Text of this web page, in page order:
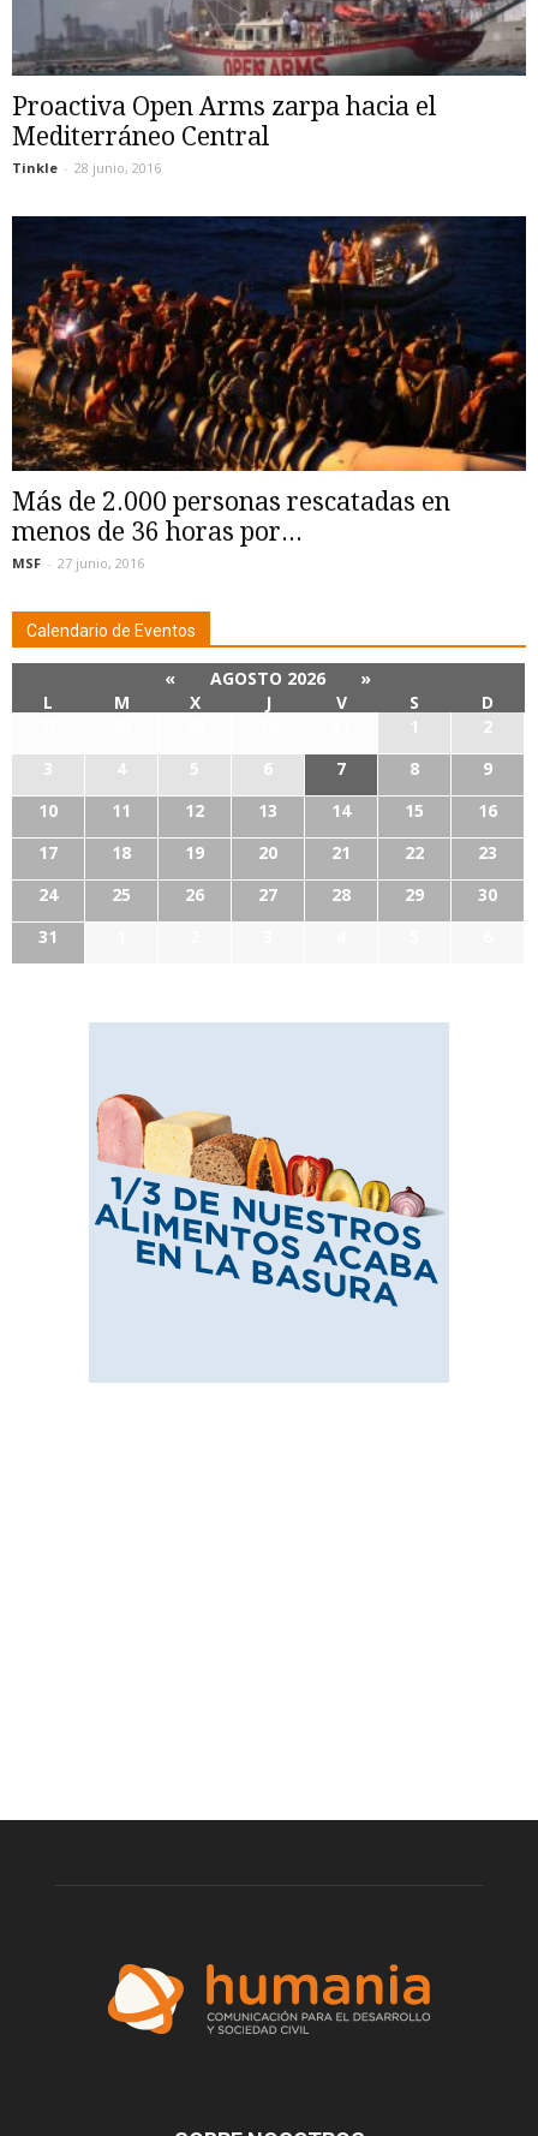
Proactiva Open Arms zarpa hacia el
Mediterráneo Central
Tinkle - 28 junio, 2016
Más de 2.000 personas rescatadas en
menos de 36 horas por...
MSF - 27 junio, 2016
Calendario de Eventos
« AGOSTO 2026
»
L
M X J V S
D
1
2
3
4 5 6 7 8
9
10
11 12 13 14 15
16
17
18 19 20 21 22
23
24
25 26 27 28 29
30
31